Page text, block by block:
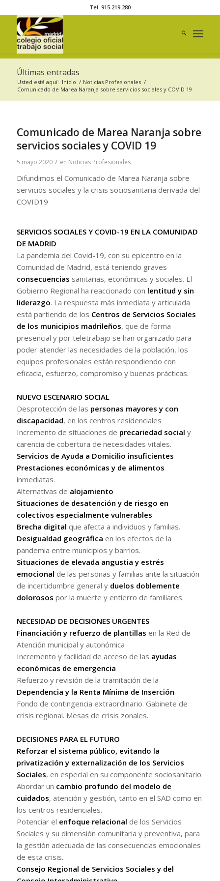
Tel. 915 219 280
Últimas entradas
Usted está aquí: Inicio / Noticias Profesionales /
Comunicado de Marea Naranja sobre servicios sociales y COVID 19
Comunicado de Marea Naranja sobre
servicios sociales y COVID 19
5 mayo 2020 / en Noticias Profesionales
Difundimos el Comunicado de Marea Naranja sobre
servicios sociales y la crisis sociosanitaria derivada del
COVID19
SERVICIOS SOCIALES Y COVID-19 EN LA COMUNIDAD
DE MADRID
La pandemia del Covid-19, con su epicentro en la
Comunidad de Madrid, está teniendo graves
consecuencias sanitarias, económicas y sociales. El
Gobierno Regional ha reaccionado con lentitud y sin
liderazgo. La respuesta más inmediata y articulada
está partiendo de los Centros de Servicios Sociales
de los municipios madrileños, que de forma
presencial y por teletrabajo se han organizado para
poder atender las necesidades de la población, los
equipos profesionales están respondiendo con
eficacia, esfuerzo, compromiso y buenas prácticas.
NUEVO ESCENARIO SOCIAL
Desprotección de las personas mayores y con
discapacidad, en los centros residenciales
Incremento de situaciones de precariedad social y
carencia de cobertura de necesidades vitales.
Servicios de Ayuda a Domicilio insuficientes
Prestaciones económicas y de alimentos
inmediatas.
Alternativas de alojamiento
Situaciones de desatención y de riesgo en
colectivos especialmente vulnerables
Brecha digital que afecta a individuos y familias.
Desigualdad geográfica en los efectos de la
pandemia entre municipios y barrios.
Situaciones de elevada angustia y estrés
emocional de las personas y familias ante la situación
de incertidumbre general y duelos doblemente
dolorosos por la muerte y entierro de familiares.
NECESIDAD DE DECISIONES URGENTES
Financiación y refuerzo de plantillas en la Red de
Atención municipal y autonómica
Incremento y facilidad de acceso de las ayudas
económicas de emergencia
Refuerzo y revisión de la tramitación de la
Dependencia y la Renta Mínima de Inserción.
Fondo de contingencia extraordinario. Gabinete de
crisis regional. Mesas de crisis zonales.
DECISIONES PARA EL FUTURO
Reforzar el sistema público, evitando la
privatización y externalización de los Servicios
Sociales, en especial en su componente sociosanitario.
Abordar un cambio profundo del modelo de
cuidados, atención y gestión, tanto en el SAD como en
los centros residenciales.
Potenciar el enfoque relacional de los Servicios
Sociales y su dimensión comunitaria y preventiva, para
la gestión adecuada de las consecuencias emocionales
de esta crisis.
Consejo Regional de Servicios Sociales y del